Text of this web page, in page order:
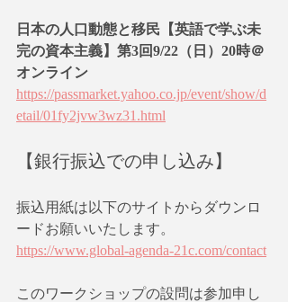
日本の人口動態と移民【英語で学ぶ未
完の資本主義】第3回9/22（日）20時＠
オンライン
https://passmarket.yahoo.co.jp/event/show/d
etail/01fy2jvw3wz31.html
【銀行振込での申し込み】
振込用紙は以下のサイトからダウンロ
ードお願いいたします。
https://www.global-agenda-21c.com/contact
このワークショップの設問は参加申し